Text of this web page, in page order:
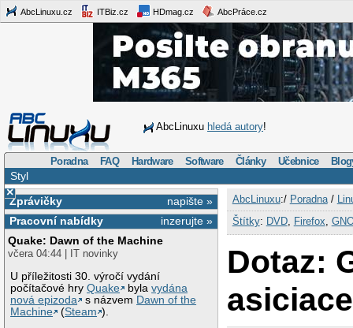
AbcLinuxu.cz ITBiz.cz HDmag.cz AbcPráce.cz
AbcLinuxu hledá autory!
Poradna FAQ Hardware Software Články Učebnice
Styl
×
napište »
Zprávičky
inzerujte »
Pracovní nabídky
Quake: Dawn of the Machine
včera 04:44 | IT novinky
U příležitosti 30. výročí vydání
počítačové hryQuake bylavydána
nová epizoda
s názvem Dawn of the
Machine
(Steam ).
AbcLinuxu:/ Poradna/
Štítky: DVD, Firefox
Dotaz: